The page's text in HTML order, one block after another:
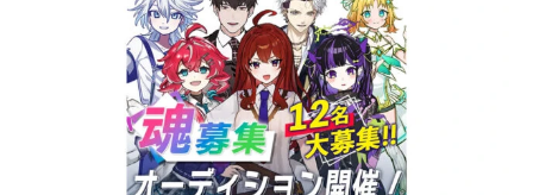
BitStar（ぶいらいぶ） CG(2D/3D)
HMD HoloModels Music
Roblox Steam TGS VRChat